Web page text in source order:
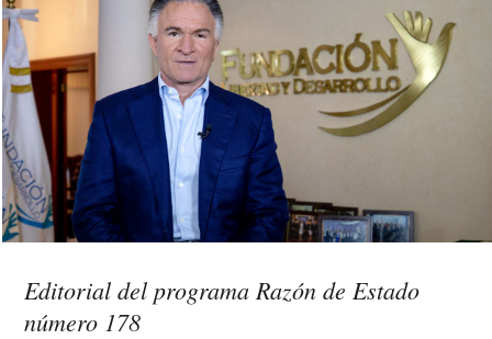
Editorial del programa Razón de Estado
número 178